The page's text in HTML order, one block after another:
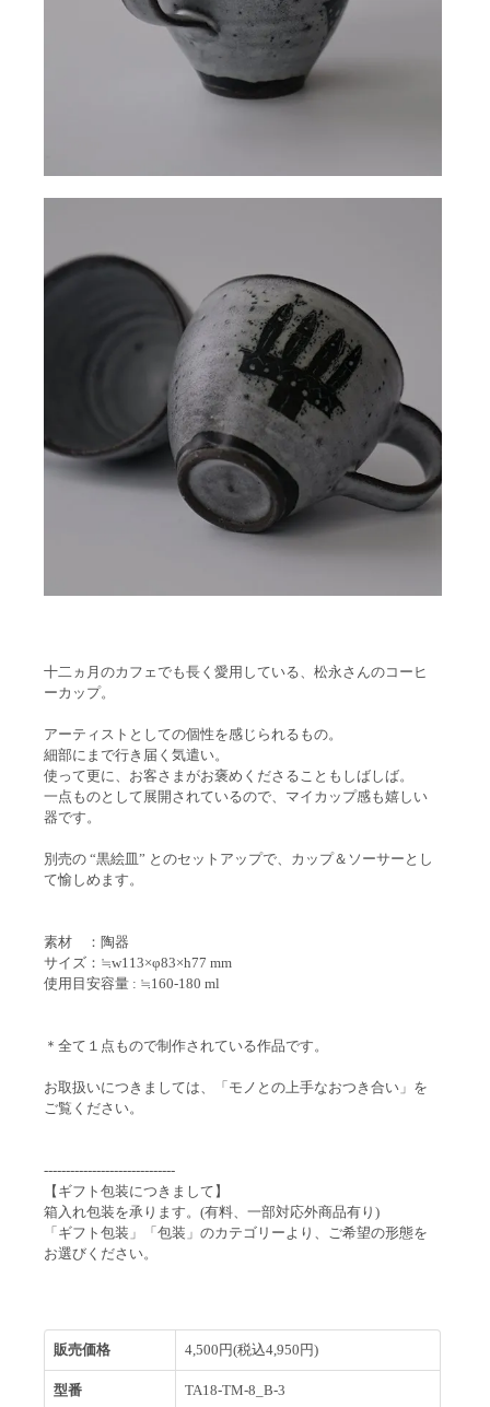
十二ヵ月のカフェでも長く愛用している、松永さんのコーヒ
ーカップ。
アーティストとしての個性を感じられるもの。
細部にまで行き届く気遣い。
使って更に、お客さまがお褒めくださることもしばしば。
一点ものとして展開されているので、マイカップ感も嬉しい
器です。
別売の “黒絵皿” とのセットアップで、カップ＆ソーサーとし
て愉しめます。
素材 ：陶器
サイズ：≒w113×φ83×h77 mm
使用目安容量 : ≒160-180 ml
＊全て１点もので制作されている作品です。
お取扱いにつきましては、「モノとの上手なおつき合い」を
ご覧ください。
------------------------------
【ギフト包装につきまして】
箱入れ包装を承ります。(有料、一部対応外商品有り)
「ギフト包装」「包装」のカテゴリーより、ご希望の形態を
お選びください。
販売価格 4,500円(税込4,950円)
型番 TA18-TM-8_B-3